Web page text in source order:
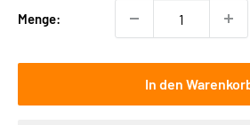
Menge:
In den